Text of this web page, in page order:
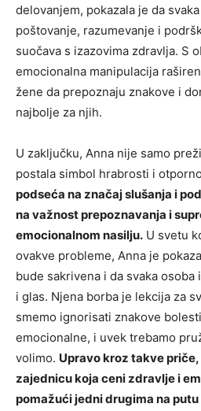
delovanjem, pokazala je da
poštovanje, razumevanje i
suočava s izazovima zdravlja. S
emocionalna manipulacija
žene da prepoznaju znakove i
najbolje za njih.
U zaključku, Anna nije samo
postala simbol hrabrosti i
podseća na značaj slušanja i
na važnost prepoznavanja i
emocionalnom nasilju. U svetu
ovakve probleme, Anna je
bude sakrivena i da svaka
i glas. Njena borba je lekcija za
smemo ignorisati znakove
emocionalne, i uvek trebamo
volimo. Upravo kroz takve
zajednicu koja ceni zdravlje i
pomažući jedni drugima na